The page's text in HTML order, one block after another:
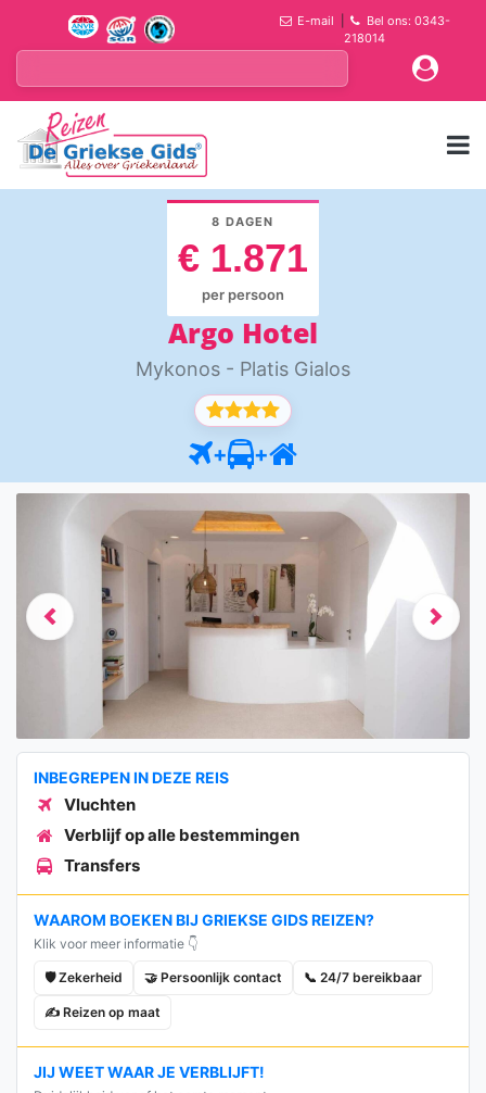
E-mail
Bel ons: 0343-
218014
8 DAGEN
€ 1.871
per persoon
Argo Hotel
Mykonos - Platis Gialos
+ +
Previous Next
INBEGREPEN IN DEZE REIS
Vluchten
Verblijf op alle bestemmingen
Transfers
WAAROM BOEKEN BIJ GRIEKSE GIDS REIZEN?
Klik voor meer informatie 👇
🛡️ Zekerheid 🤝 Persoonlijk contact 📞 24/7 bereikbaar
✍️ Reizen op maat
JIJ WEET WAAR JE VERBLIJFT!